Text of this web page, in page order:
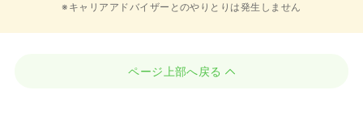
※キャリアアドバイザーとのやりとりは発生しません
ページ上部へ戻る